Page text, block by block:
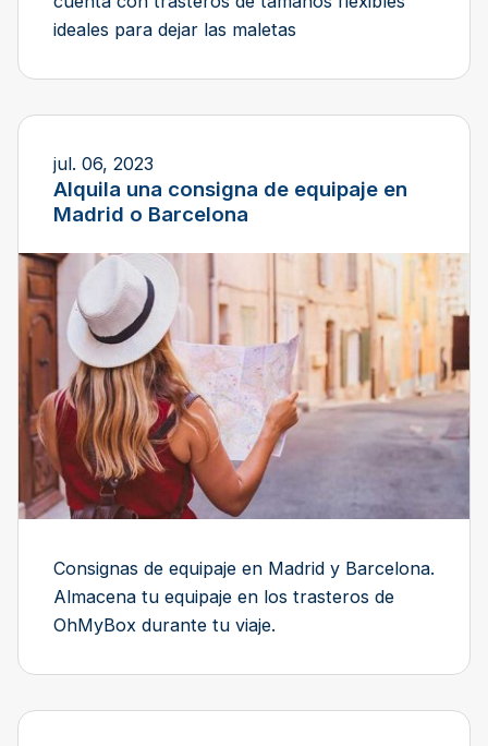
ideales para dejar las maletas
jul. 06, 2023
Alquila una consigna de equipaje en
Madrid o Barcelona
Consignas de equipaje en Madrid y Barcelona.
Almacena tu equipaje en los trasteros de
OhMyBox durante tu viaje.